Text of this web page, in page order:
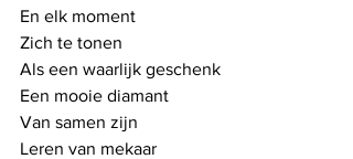
En elk moment
Zich te tonen
Als een waarlijk geschenk
Een mooie diamant
Van samen zijn
Leren van mekaar